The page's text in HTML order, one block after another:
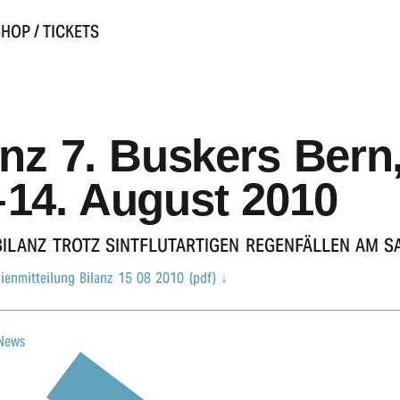
/ TICKETS
7. Buskers
14. August 2010
TROTZ SINT­FLUT­AR­TI­GEN REGEN­FÄL­LEN AM
Bilanz 15 08 2010 (pdf) ↓